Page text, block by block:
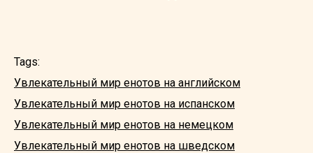
Tags:
Увлекательный мир енотов на английском
Увлекательный мир енотов на испанском
Увлекательный мир енотов на немецком
Увлекательный мир енотов на шведском